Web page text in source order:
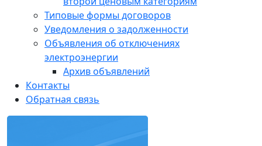
Типовые формы договоров
Уведомления о задолженности
Объявления об отключениях
электроэнергии
Архив объявлений
Контакты
Обратная связь